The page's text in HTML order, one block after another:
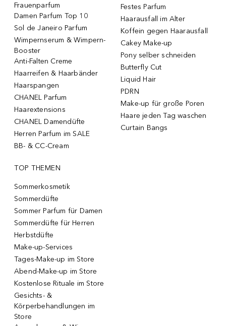
Frauenparfum
Damen Parfum Top 10
Sol de Janeiro Parfum
Wimpernserum & Wimpern-
Booster
Anti-Falten Creme
Haarreifen & Haarbänder
Haarspangen
CHANEL Parfum
Haarextensions
CHANEL Damendüfte
Herren Parfum im SALE
BB- & CC-Cream
Festes Parfum
Haarausfall im Alter
Koffein gegen Haarausfall
Cakey Make-up
Pony selber schneiden
Butterfly Cut
Liquid Hair
PDRN
Make-up für große Poren
Haare jeden Tag waschen
Curtain Bangs
TOP THEMEN
Sommerkosmetik
Sommerdüfte
Sommer Parfum für Damen
Sommerdüfte für Herren
Herbstdüfte
Make-up-Services
Tages-Make-up im Store
Abend-Make-up im Store
Kostenlose Rituale im Store
Gesichts- &
Körperbehandlungen im
Store